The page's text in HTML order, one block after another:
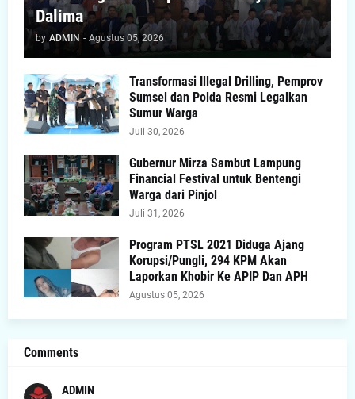
Dalima
by ADMIN - Agustus 05, 2026
Transformasi Illegal Drilling, Pemprov
Sumsel dan Polda Resmi Legalkan
Sumur Warga
Juli 30, 2026
Gubernur Mirza Sambut Lampung
Financial Festival untuk Bentengi
Warga dari Pinjol
Juli 31, 2026
Program PTSL 2021 Diduga Ajang
Korupsi/Pungli, 294 KPM Akan
Laporkan Khobir Ke APIP Dan APH
Agustus 05, 2026
Comments
ADMIN